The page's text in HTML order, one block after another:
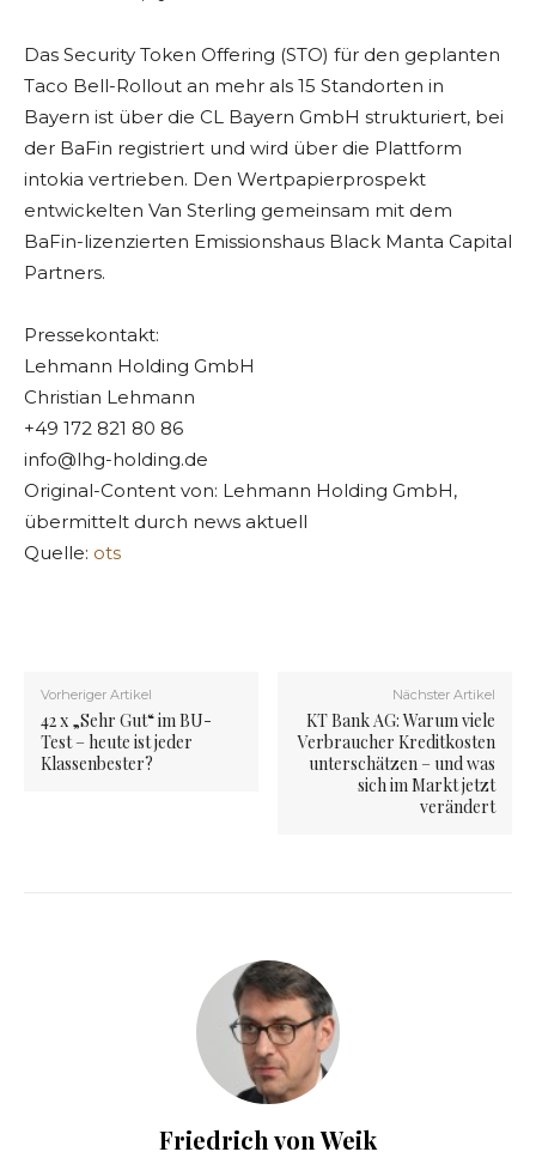
Das Security Token Offering (STO) für den geplanten
Taco Bell-Rollout an mehr als 15 Standorten in
Bayern ist über die CL Bayern GmbH strukturiert, bei
der BaFin registriert und wird über die Plattform
intokia vertrieben. Den Wertpapierprospekt
entwickelten Van Sterling gemeinsam mit dem
BaFin-lizenzierten Emissionshaus Black Manta Capital
Partners.
Pressekontakt:
Lehmann Holding GmbH
Christian Lehmann
+49 172 821 80 86
info@lhg-holding.de
Original-Content von: Lehmann Holding GmbH,
übermittelt durch news aktuell
Quelle: ots
Vorheriger Artikel
42 x „Sehr Gut“ im BU-
Test – heute ist jeder
Klassenbester?
Nächster Artikel
KT Bank AG: Warum viele
Verbraucher Kreditkosten
unterschätzen – und was
sich im Markt jetzt
verändert
Friedrich von Weik